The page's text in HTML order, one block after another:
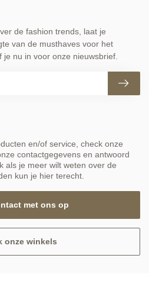
en/of service, check onze
contactgegevens en antwoord
als je meer wilt weten over de
kun je hier terecht.
met ons op
onze winkels
de fashion trends, laat je
van de musthaves voor het
nu in voor onze nieuwsbrief.